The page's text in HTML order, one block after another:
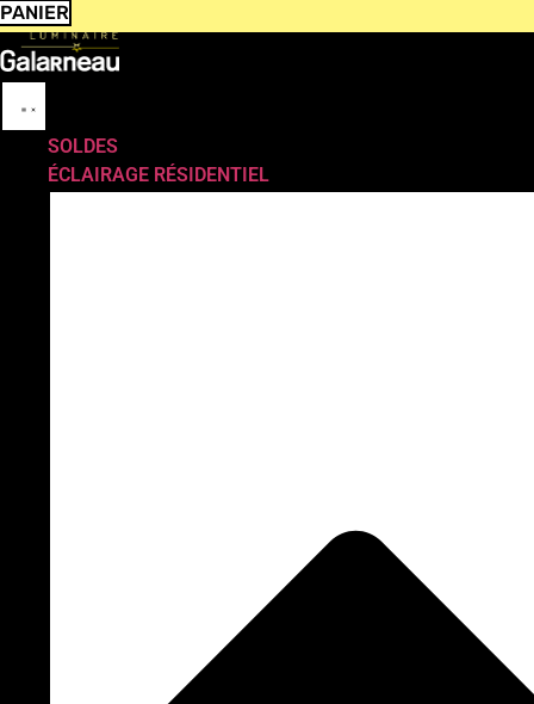
PANIER
SOLDES
ÉCLAIRAGE RÉSIDENTIEL